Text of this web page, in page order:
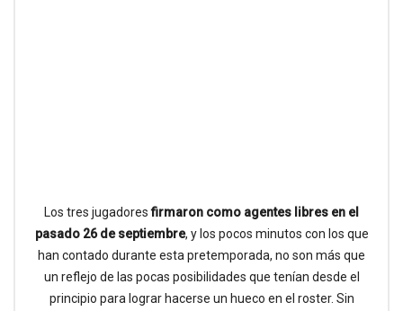
Los tres jugadoresfirmaron como agentes libres en el
pasado 26 de septiembre, y los pocos minutos con los que
han contado durante esta pretemporada, no son más que
un reflejo de las pocas posibilidades que tenían desde el
principio para lograr hacerse un hueco en el roster. Sin